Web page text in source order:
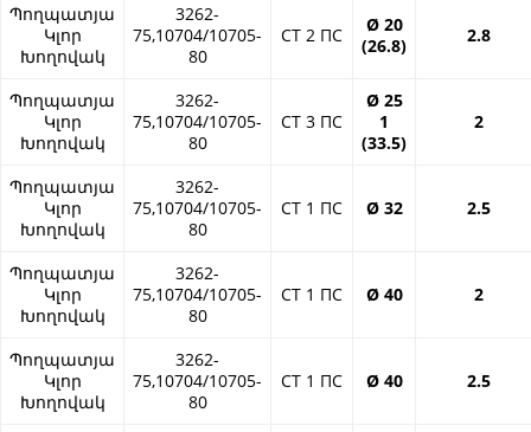
Պողպատյա
Կլոր
Խողովակ
3262-
75,10704/10705-
80
СТ 2 ПС
Ø 20
(26.8)
2.8
Պողպատյա
Կլոր
Խողովակ
3262-
75,10704/10705-
80
СТ 3 ПС
Ø 25
1
(33.5)
2
Պողպատյա
Կլոր
Խողովակ
3262-
75,10704/10705-
80
СТ 1 ПС Ø 32 2.5
Պողպատյա
Կլոր
Խողովակ
3262-
75,10704/10705-
80
СТ 1 ПС Ø 40 2
Պողպատյա
Կլոր
Խողովակ
3262-
75,10704/10705-
80
СТ 1 ПС Ø 40 2.5